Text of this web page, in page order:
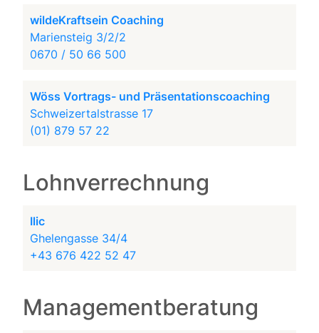
wildeKraftsein Coaching
Mariensteig 3/2/2
0670 / 50 66 500
Wöss Vortrags- und Präsentationscoaching
Schweizertalstrasse 17
(01) 879 57 22
Lohnverrechnung
Ilic
Ghelengasse 34/4
+43 676 422 52 47
Managementberatung